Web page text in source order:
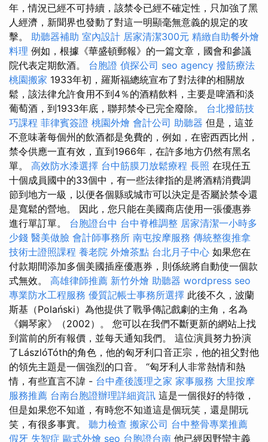
年，情況已經不可持續，該禁令已經不確定性，只加強了黑
人經濟，新聞界也發動了對這一明顯毫無意義的規定的攻
擊。 助聽器補助 室內設計 居家清潔300元 精緻自助餐外燴
料理 例如，根據《華盛頓郵報》的一篇文章，國會和參議
院代表定期飲酒。 台胞證 偵探公司 seo agency 撥筋療法
桃園搬家 1933年初，羅斯福總統宣布了對法律的相關放
鬆，該法律允許食用不到4％的酒精飲料，主要是啤酒和淡
葡萄酒，到1933年底，聯邦禁令已完全廢除。 台北撥筋技
巧課程 菲律賓簽證 桃園外燴 會計公司 助聽器 但是，這並
不意味著每個州的飲酒都是免費的，例如，在密西西比州，
禁令供應一直有效，直到1966年，在許多地方仍然有黑名
單。 高效防水漆選擇 台中筋膜刀放鬆療程 長照 在現任五
十個成員國中的33個中，有一些法律指的是將酒精消費調
節到地方一級，以便各個縣或城市可以決定是否屬於禁令還
是寬鬆的營地。 因此，您只能在美國商店使用一張優惠券
進行單訂單。 台胞證台中 台中脊椎調整 居家清潔一小時多
少錢 醫美做臉 會計師事務所 南屯按摩服務 傳統整復推拿
技術士證照課程 養老院 外燴茶點 台北月子中心 如果您在
付款期間添加多個美國插座優惠券，則係統將自動使一個款
式無效。 高雄律師推薦 新竹外燴 助聽器 wordpress seo
專業防水工程服務 優質記帳士事務所選擇 此後不久，波蘭
斯基（Polański）為他提供了戰爭傳記戲劇的主角，名為
《鋼琴家》（2002）。 您可以在我們不斷更新的網站上找
到當前的所有報價，並每天通知我們。 這位演員努力扮演
了LászlóTóth的角色，他的匈牙利口音正宗，他的祖父對他
的領先主題是一個強烈的口音。 “匈牙利人非常熱情和熱
情，有些直言不諱 - 台中產後護理之家 家事服務 大里按摩
服務推薦 台南台胞證辦理詳細資訊 這是一個很好的特徵，
但是如果您不知道，有時您不知道這是個玩笑，還是開玩
笑，有很多事實。 聽力檢查 搬家公司 台中整骨專業推薦
假牙 失智症 歐式外燴 seo 台胞證台南 他已經因野蠻主義